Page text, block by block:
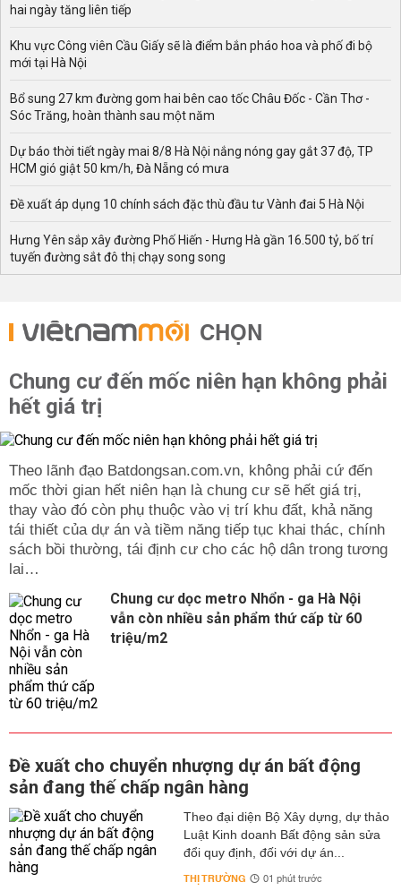
hai ngày tăng liên tiếp
Khu vực Công viên Cầu Giấy sẽ là điểm bắn pháo hoa và phố đi bộ
mới tại Hà Nội
Bổ sung 27 km đường gom hai bên cao tốc Châu Đốc - Cần Thơ -
Sóc Trăng, hoàn thành sau một năm
Dự báo thời tiết ngày mai 8/8 Hà Nội nắng nóng gay gắt 37 độ, TP
HCM gió giật 50 km/h, Đà Nẵng có mưa
Đề xuất áp dụng 10 chính sách đặc thù đầu tư Vành đai 5 Hà Nội
Hưng Yên sắp xây đường Phố Hiến - Hưng Hà gần 16.500 tỷ, bố trí
tuyến đường sắt đô thị chạy song song
CHỌN
Chung cư đến mốc niên hạn không phải
hết giá trị
Theo lãnh đạo Batdongsan.com.vn, không phải cứ đến
mốc thời gian hết niên hạn là chung cư sẽ hết giá trị,
thay vào đó còn phụ thuộc vào vị trí khu đất, khả năng
tái thiết của dự án và tiềm năng tiếp tục khai thác, chính
sách bồi thường, tái định cư cho các hộ dân trong tương
lai…
Chung cư dọc metro Nhổn - ga Hà Nội
vẫn còn nhiều sản phẩm thứ cấp từ 60
triệu/m2
Đề xuất cho chuyển nhượng dự án bất động
sản đang thế chấp ngân hàng
Theo đại diện Bộ Xây dựng, dự thảo
Luật Kinh doanh Bất động sản sửa
đổi quy định, đối với dự án...
THỊ TRƯỜNG 01 phút trước